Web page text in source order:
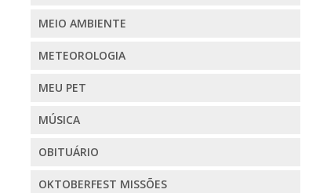
MEIO AMBIENTE
METEOROLOGIA
MEU PET
MÚSICA
OBITUÁRIO
OKTOBERFEST MISSÕES